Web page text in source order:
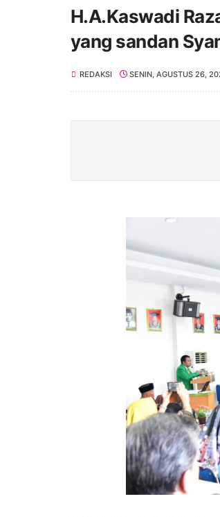
H.A.Kaswadi
yang sandan
REDAKSI SENIN, AGUSTUS 26,